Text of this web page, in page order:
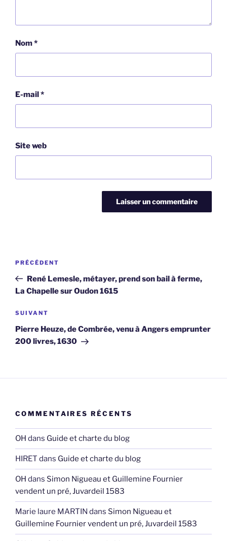
Nom*
E-mail*
Site web
Navigation
l’article
Article
précédent
PRÉCÉDENT
René Lemesle, métayer, prend son bail à ferme,
La Chapelle sur Oudon 1615
Article
suivant
SUIVANT
Pierre Heuze, de Combrée, venu à Angers emprunter
200 livres, 1630
COMMENTAIRES RÉCENTS
OH dans Guide et charte du blog
HIRET dans Guide et charte du blog
OH dans Simon Nigueau et Guillemine Fournier
vendent un pré, Juvardeil 1583
Marie laure MARTIN dans Simon Nigueau et
Guillemine Fournier vendent un pré, Juvardeil 1583